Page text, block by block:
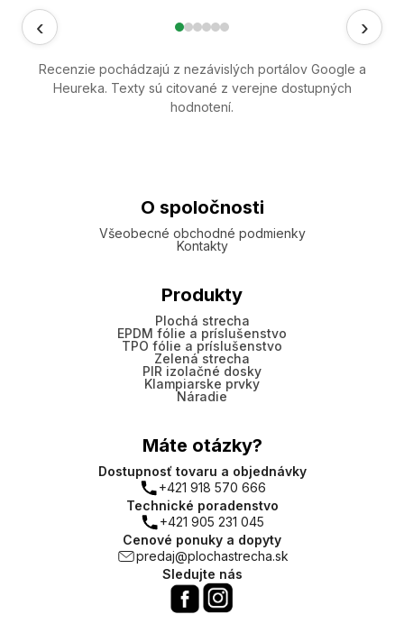
‹ ›
Recenzie pochádzajú z nezávislých portálov Google a
Heureka. Texty sú citované z verejne dostupných
hodnotení.
O spoločnosti
Všeobecné obchodné podmienky
Kontakty
Produkty
Plochá strecha
EPDM fólie a príslušenstvo
TPO fólie a príslušenstvo
Zelená strecha
PIR izolačné dosky
Klampiarske prvky
Náradie
Máte otázky?
Dostupnosť tovaru a objednávky
+421 918 570 666
Technické poradenstvo
+421 905 231 045
Cenové ponuky a dopyty
predaj@plochastrecha.sk
Sledujte nás